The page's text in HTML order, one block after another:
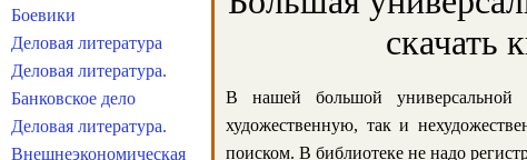
скачать
В нашей большой универсальной
художественную, так и
поиском. В библиотеке не надо
Боевики
Деловая литература
Деловая литература.
Банковское дело
Деловая литература.
Внешнеэкономическая